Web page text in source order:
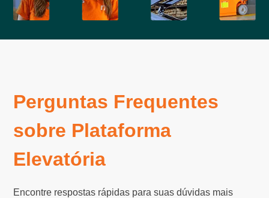
Perguntas Frequentes
sobre Plataforma
Elevatória
Encontre respostas rápidas para suas dúvidas mais